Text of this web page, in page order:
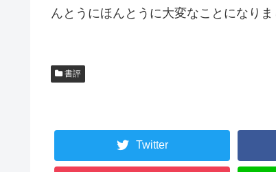
んとうにほんとうに大変なことになり
書評
Twitter